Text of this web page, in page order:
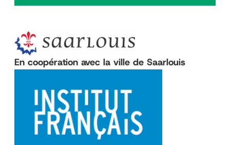
En coopération avec la ville de Saarlouis